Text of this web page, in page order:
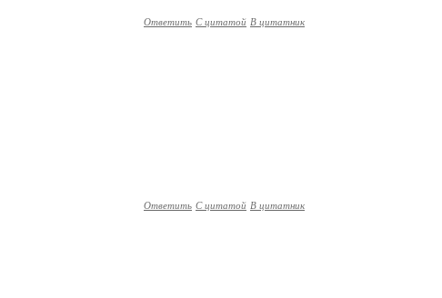
Ответить С цитатой В цитатник
Ответить С цитатой В цитатник